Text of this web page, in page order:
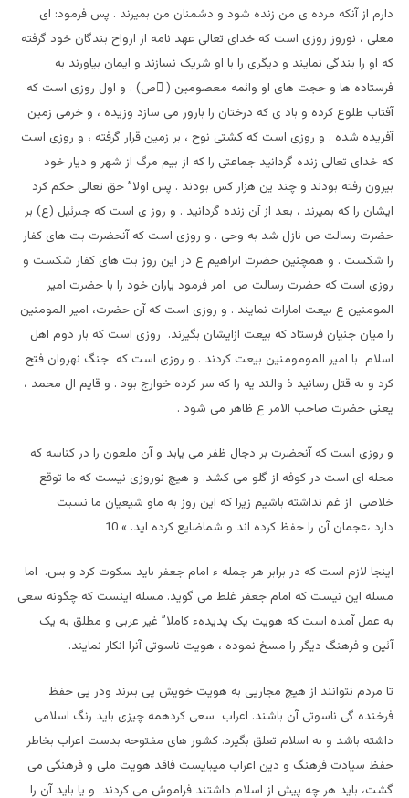
دارم از آنکه مرده ی من زنده شود و دشمنان من بميرند . پس فرمود: ای
معلی ، نوروز روزی است که خدای تعالی عهد نامه از ارواح بندگان خود گرفته
که او را بندگی نمایند و ديگری را با او شريک نسازند و ايمان بياورند به
فرستاده ها و حجت های او وائمه معصومين ( ٌص) . و اول روزی است که
آفتاب طلوع کرده و باد ی که درختان را بارور می سازد وزيده ، و خرمی زمين
آفريده شده . و روزی است که کشتی نوح ، بر زمين قرار گرفته ، و روزی است
که خدای تعالی زنده گردانيد جماعتی را که از بيم مرگ از شهر و ديار خود
بيرون رفته بودند و چند ين هزار کس بودند . پس اولا” حق تعالی حکم کرد
ايشان را که بميرند ، بعد از آن زنده گردانيد . و روز ی است که جبرئیل (ع) بر
حضرت رسالت ص نازل شد به وحی . و روزی است که آنحضرت بت های کفار
را شکست . و همچنين حضرت ابراهيم ع در اين روز بت های کفار شکست و
روزی است که حضرت رسالت ص امر فرمود ياران خود را با حضرت امير
المومنين ع بيعت امارات نمايند . و روزی است که آن حضرت، امير المومنين
را ميان جنيان فرستاد که بيعت ازايشان بگيرند. روزی است که بار دوم اهل
اسلام با امير المومومنين بيعت کردند . و روزی است که جنگ نهروان فتح
کرد و به قتل رسانيد ذ والثد يه را که سر کرده خوارج بود . و قايم ال محمد ،
يعنی حضرت صاحب الامر ع ظاهر می شود .
و روزی است که آنحضرت بر دجال ظفر می يابد و آن ملعون را در کناسه که
محله ای است در کوفه از گلو می کشد. و هيچ نوروزی نيست که ما توقع
خلاصی از غم نداشته باشيم زيرا که اين روز به ماو شيعيان ما نسبت
دارد ،عجمان آن را حفظ کرده اند و شماضايع کرده ايد. » 10
اينجا لازم است که در برابر هر جمله ء امام جعفر بايد سکوت کرد و بس. اما
مسله اين نيست که امام جعفر غلط می گويد. مسله اينست که چگونه سعی
به عمل آمده است که هويت يک پديدهء کاملا” غير عربی و مطلق به يک
آئين و فرهنگ ديگر را مسخ نموده ، هويت ناسوتی آنرا انکار نمايند.
تا مردم نتوانند از هيچ مجاریی به هويت خويش پی ببرند ودر پی حفظ
فرخنده گی ناسوتی آن باشند. اعراب سعی کردهمه چيزی بايد رنگ اسلامی
داشته باشد و به اسلام تعلق بگيرد. کشور های مفتوحه بدست اعراب بخاطر
حفظ سيادت فرهنگ و دين اعراب ميبايست فاقد هويت ملی و فرهنگی می
گشت، بايد هر چه پيش از اسلام داشتند فراموش می کردند و يا بايد آن را